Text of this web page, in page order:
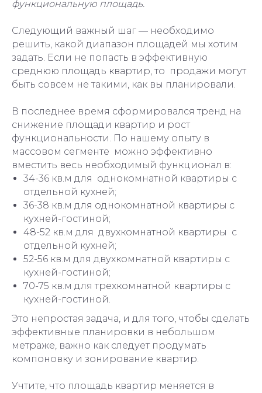
функциональную площадь.
Следующий важный шаг — необходимо
решить, какой диапазон площадей мы хотим
задать. Если не попасть в эффективную
среднюю площадь квартир, то продажи могут
быть совсем не такими, как вы планировали.
В последнее время сформировался тренд на
снижение площади квартир и рост
функциональности. По нашему опыту в
массовом сегменте можно эффективно
вместить весь необходимый функционал в:
34-36 кв.м для однокомнатной квартиры с
отдельной кухней;
36-38 кв.м для однокомнатной квартиры с
кухней-гостиной;
48-52 кв.м для двухкомнатной квартиры с
отдельной кухней;
52-56 кв.м для двухкомнатной квартиры с
кухней-гостиной;
70-75 кв.м для трехкомнатной квартиры с
кухней-гостиной.
Это непростая задача, и для того, чтобы сделать
эффективные планировки в небольшом
метраже, важно как следует продумать
компоновку и зонирование квартир.
Учтите, что площадь квартир меняется в